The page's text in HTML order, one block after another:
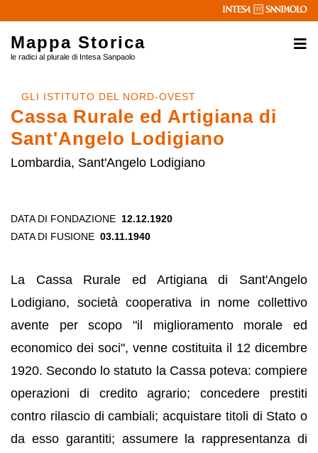
Mappa Storica
le radici al plurale di Intesa Sanpaolo
GLI ISTITUTO DEL NORD-OVEST
Cassa Rurale ed Artigiana di
Sant'Angelo Lodigiano
Lombardia, Sant'Angelo Lodigiano
DATA DI FONDAZIONE 12.12.1920
DATA DI FUSIONE 03.11.1940
La Cassa Rurale ed Artigiana di Sant'Angelo
Lodigiano, società cooperativa in nome collettivo
avente per scopo "il miglioramento morale ed
economico dei soci", venne costituita il 12 dicembre
1920. Secondo lo statuto la Cassa poteva: compiere
operazioni di credito agrario; concedere prestiti
contro rilascio di cambiali; acquistare titoli di Stato o
da esso garantiti; assumere la rappresentanza di